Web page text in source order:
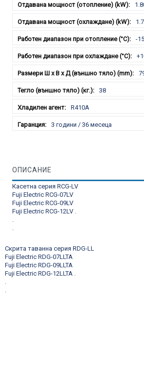
-
38
R410A
3 години / 36 месеца
ОПИСАНИЕ
Касетна серия RCG-LV
Fuji Electric RCG-07LV
Fuji Electric RCG-09LV
Fuji Electric RCG-12LV
Скрита таванна серия RDG-LL
Fuji Electric RDG-07LLTA
Fuji Electric RDG-09LLTA
Fuji Electric RDG-12LLTA